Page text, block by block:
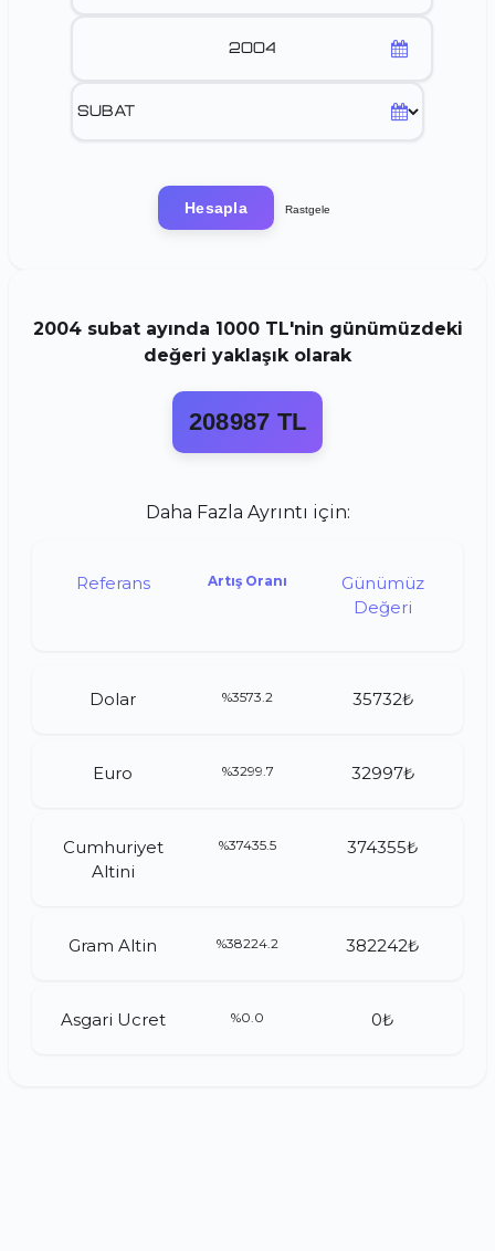
Hesapla Rastgele
2004 subatayında 1000 TL'nin günümüzdeki
değeri yaklaşık olarak
208987 TL
Daha Fazla Ayrıntı için:
Referans Artış Oranı
Günümüz
Değeri
Dolar %3573.2 35732₺
Euro %3299.7 32997₺
Cumhuriyet
Altini
%37435.5 374355₺
Gram Altin %38224.2 382242₺
Asgari Ucret %0.0 0₺